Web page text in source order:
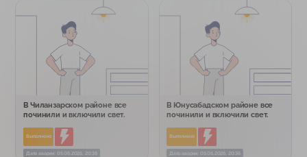
В Чиланзарском районе все
починили и включили свет.
Выполнено
Дата аварии: 05.06.2026, 20:38
В Юнусабадском районе все
починили и включили свет.
Выполнено
Дата аварии: 05.06.2026, 20:36